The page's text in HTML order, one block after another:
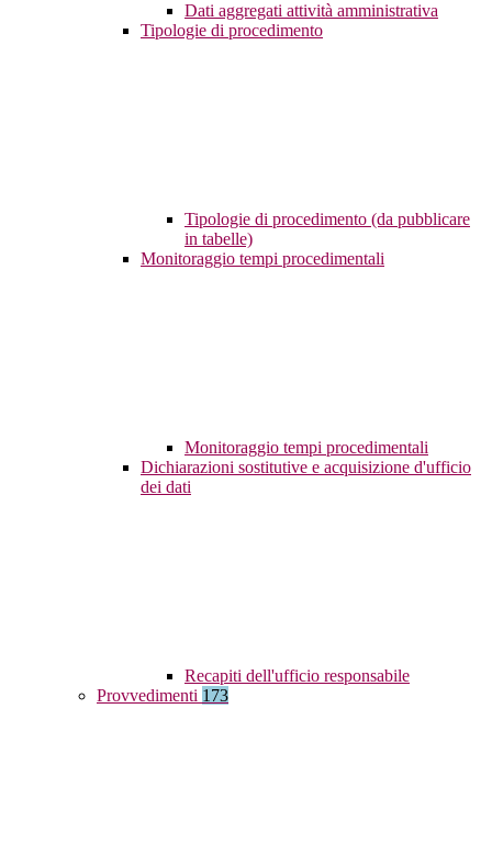
Dati aggregati attività amministrativa
Tipologie di procedimento
Tipologie di procedimento (da pubblicare
in tabelle)
Monitoraggio tempi procedimentali
Monitoraggio tempi procedimentali
Dichiarazioni sostitutive e acquisizione d'ufficio
dei dati
Recapiti dell'ufficio responsabile
Provvedimenti 173